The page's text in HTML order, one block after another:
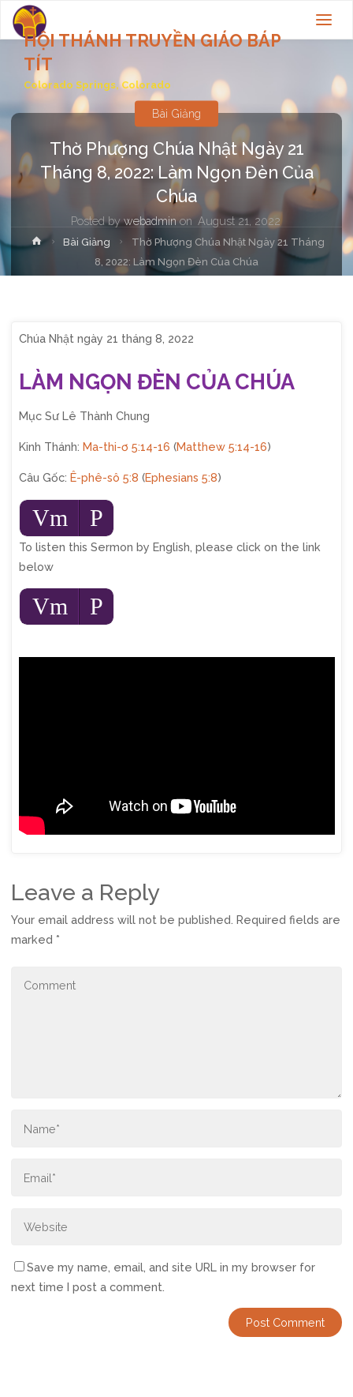
HỘI THÁNH TRUYỀN GIÁO BÁP
TÍT
Colorado Springs, Colorado
Thờ Phượng Chúa Nhật Ngày 21
Tháng 8, 2022: Làm Ngọn Đèn Của
Chúa
Posted by webadmin on August 21, 2022
Bài Giảng
HomeBài Giảng
Thờ Phượng Chúa Nhật Ngày 21 Tháng
8, 2022: Làm Ngọn Đèn Của Chúa
Chúa Nhật ngày 21 tháng 8, 2022
LÀM NGỌN ĐÈN CỦA CHÚA
Mục Sư Lê Thành Chung
Kinh Thánh: Ma-thi-ơ 5:14-16 (Matthew 5:14-16)
Câu Gốc: Ê-phê-sô 5:8 (Ephesians 5:8)
Audio
Player
Vm P
To listen this Sermon by English, please click on the link
below
Audio
Player
Vm P
Leave a Reply
Your email address will not be published. Required fields are
marked *
Save my name, email, and site URL in my browser for
next time I post a comment.